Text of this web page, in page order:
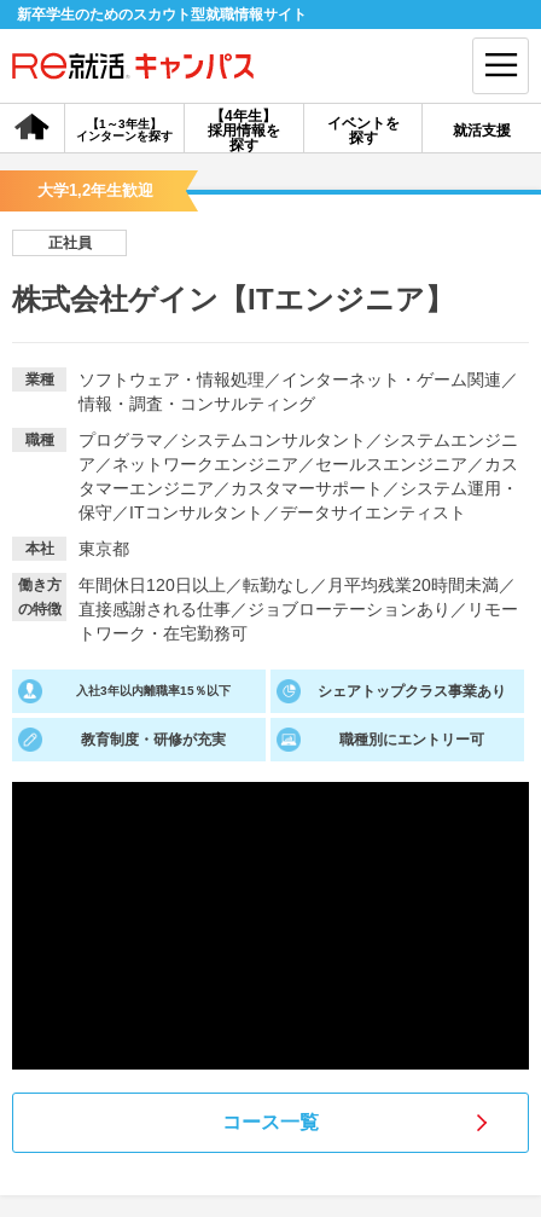
新卒学生のためのスカウト型就職情報サイト
【4年生】
採用情報を
探す
【1～3年生】
インターンを探す
イベントを
探す
就活支援
会員登録 ログイン
探す
イベントを探す スカウト お知らせ
就活ノウハウ・サポート
就活支援
就活ノウハウが満載！
就活コラム
お役立ち記事・相談室など
適職診断 就活チャンネル
就活ニュースペーパー よくある質問
大学1,2年生歓迎
正社員
株式会社ゲイン【ITエンジニア】
業種 ソフトウェア・情報処理 ／インターネット・ゲーム関連 ／
情報・調査・コンサルティング
職種 プログラマ ／システムコンサルタント ／システムエンジニ
ア ／ネットワークエンジニア ／セールスエンジニア ／カス
タマーエンジニア ／カスタマーサポート ／システム運用・
保守／ITコンサルタント ／データサイエンティスト
本社 東京都
働き方
の特徴
年間休日120日以上 ／転勤なし ／ 月平均残業20時間未満／
直接感謝される仕事／ジョブローテーションあり ／ リモー
トワーク・在宅勤務可
入社3年以内離職率15％以下 シェアトップクラス事業あり
教育制度・研修が充実 職種別にエントリー可
コース一覧